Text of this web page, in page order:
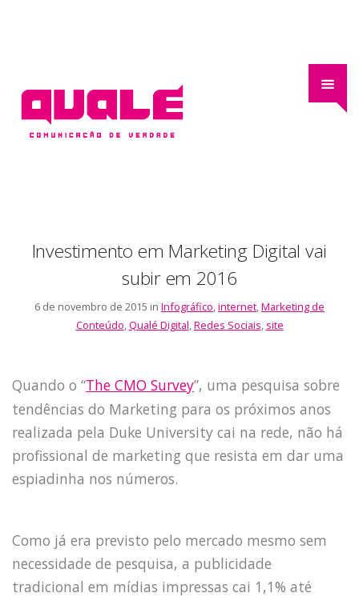
Investimento em Marketing Digital vai
subir em 2016
6 de novembro de 2015 in Infográfico,internet,Marketing de
Conteúdo,Qualé Digital,Redes Sociais, site
Quando o “The CMO Survey”, uma pesquisa sobre
tendências do Marketing para os próximos anos
realizada pela Duke University cai na rede, não há
profissional de marketing que resista em dar uma
espiadinha nos números.
Como já era previsto pelo mercado mesmo sem
necessidade de pesquisa, a publicidade
tradicional em mídias impressas cai 1,1% até